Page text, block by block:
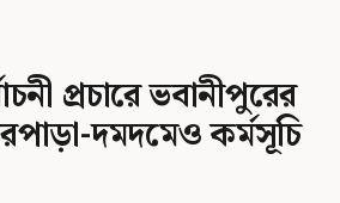
প্রচারে ভবানীপুরের
দমদমেও কর্মসূচি